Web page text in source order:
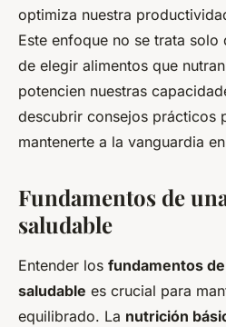
optimiza nuestra
Este enfoque no se trata
de elegir alimentos que
potencien nuestras
descubrir consejos prácticos
mantenerte a la vanguardia
Fundamentos de
saludable
Entender los fundamentos
saludable es crucial para
equilibrado. La nutrición